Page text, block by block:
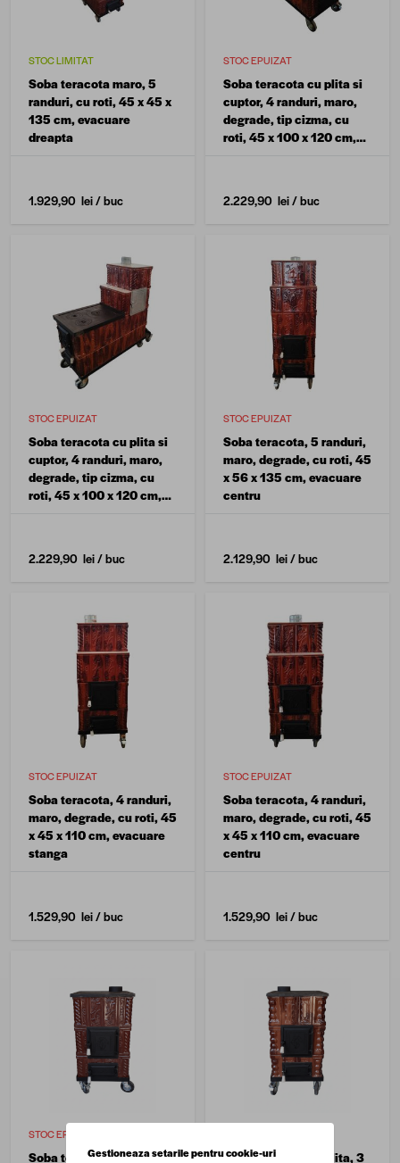
STOC LIMITAT
Soba teracota maro, 5
randuri, cu roti, 45 x 45 x
135 cm, evacuare
dreapta
1.929,90 lei/ buc
STOC EPUIZAT
Soba teracota cu plita si
cuptor, 4 randuri, maro,
degrade, tip cizma, cu
roti, 45 x 100 x 120 cm,
2.229,90 lei/ buc
STOC EPUIZAT
Soba teracota cu plita si
cuptor, 4 randuri, maro,
degrade, tip cizma, cu
roti, 45 x 100 x 120 cm,
2.229,90 lei/ buc
STOC EPUIZAT
Soba teracota, 5 randuri,
maro, degrade, cu roti, 45
x 56 x 135 cm, evacuare
centru
2.129,90 lei/ buc
STOC EPUIZAT
Soba teracota, 4 randuri,
maro, degrade, cu roti, 45
x 45 x 110 cm, evacuare
stanga
1.529,90 lei/ buc
STOC EPUIZAT
Soba teracota, 4 randuri,
maro, degrade, cu roti, 45
x 45 x 110 cm, evacuare
centru
1.529,90 lei/ buc
STOC EPUIZAT
Soba teracota cu plita, 3 Soba teracota cu plita, 3
Gestioneaza setarile pentru cookie-uri